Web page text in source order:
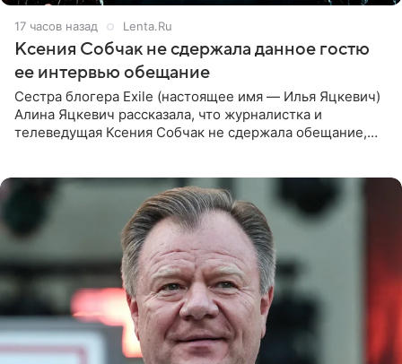
17 часов назад Lenta.Ru
Ксения Собчак не сдержала данное гостю
ее интервью обещание
Сестра блогера Exile (настоящее имя — Илья Яцкевич)
Алина Яцкевич рассказала, что журналистка и
телеведущая Ксения Собчак не сдержала обещание,